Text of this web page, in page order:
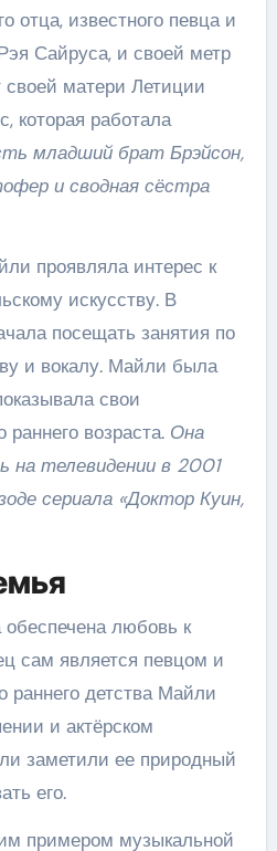
отца, известного певца и
Сайруса, и своей метр
матери Летиции
работала
младший брат Брэйсон,
и сводная сёстра
проявляла интерес к
искусству. В
посещать занятия по
и вокалу. Майли была
свои
возраста. Она
на телевидении в 2001
сериала «Доктор Куин,
любовь к
сам является певцом и
раннего детства Майли
и актёрском
заметили ее природный
его.
примером музыкальной